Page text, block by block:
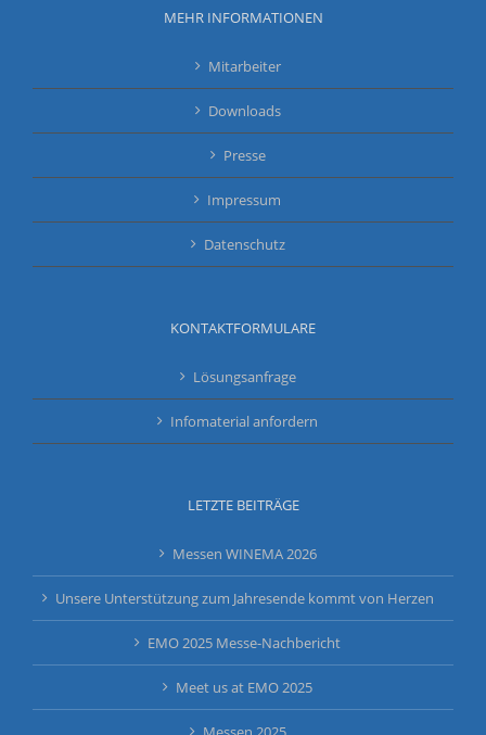
MEHR INFORMATIONEN
Mitarbeiter
Downloads
Presse
Impressum
Datenschutz
KONTAKTFORMULARE
Lösungsanfrage
Infomaterial anfordern
LETZTE BEITRÄGE
Messen WINEMA 2026
Unsere Unterstützung zum Jahresende kommt von Herzen
EMO 2025 Messe-Nachbericht
Meet us at EMO 2025